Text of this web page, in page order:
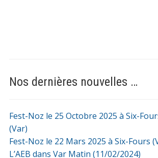
Nos dernières nouvelles …
Fest-Noz le 25 Octobre 2025 à Six-
(Var)
Fest-Noz le 22 Mars 2025 à Six-Fours
L’AEB dans Var Matin (11/02/2024)